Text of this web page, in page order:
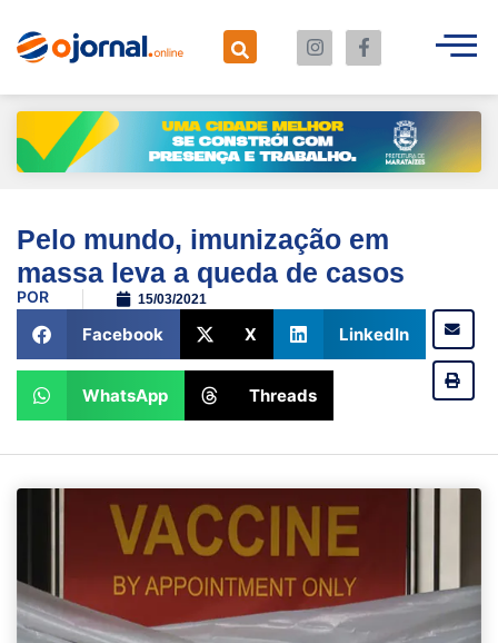
Pelo mundo, imunização em
massa leva a queda de casos
POR 15/03/2021
Facebook X LinkedIn
WhatsApp Threads